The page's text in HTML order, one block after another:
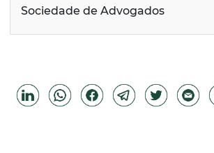
Sociedade de Advogados